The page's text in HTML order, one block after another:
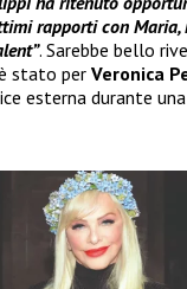
rapporti con Maria,
. Sarebbe bello
stato perVeronica
esterna durante